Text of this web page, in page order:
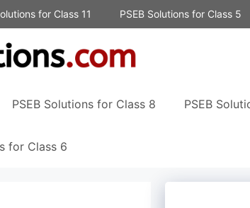
for Class 11 PSEB Solutions for Class 5
PSEB Solutions for Class 8 PSEB
for Class 6